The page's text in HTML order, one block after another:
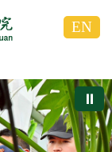
EN
⏸